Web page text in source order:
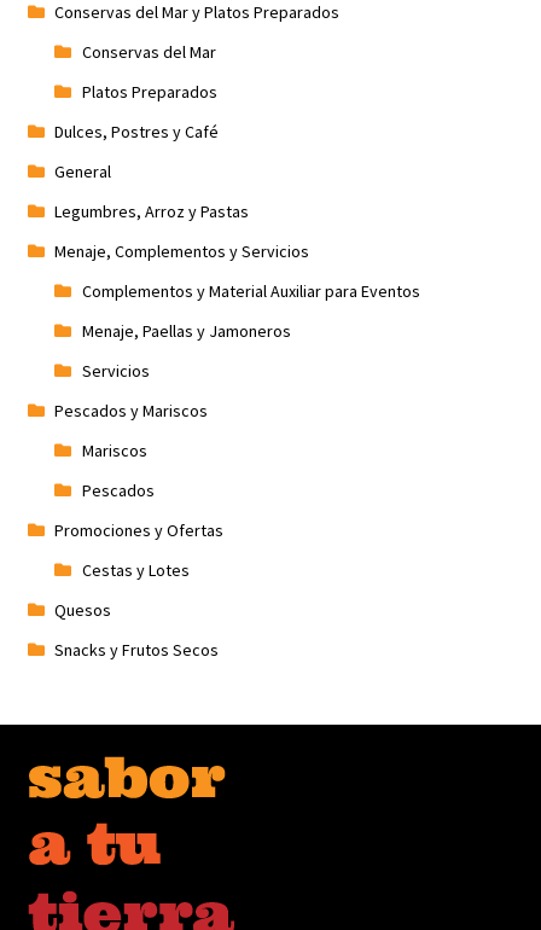
Conservas del Mar y Platos Preparados
Conservas del Mar
Platos Preparados
Dulces, Postres y Café
General
Legumbres, Arroz y Pastas
Menaje, Complementos y Servicios
Complementos y Material Auxiliar para Eventos
Menaje, Paellas y Jamoneros
Servicios
Pescados y Mariscos
Mariscos
Pescados
Promociones y Ofertas
Cestas y Lotes
Quesos
Snacks y Frutos Secos